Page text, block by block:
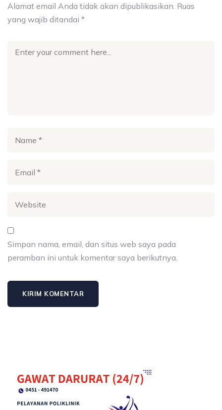
Alamat email Anda tidak akan dipublikasikan. Ruas
yang wajib ditandai *
Simpan nama, email, dan situs web saya pada
peramban ini untuk komentar saya berikutnya.